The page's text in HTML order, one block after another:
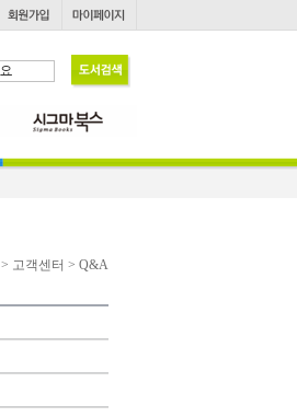
> 고객센터 > Q&A